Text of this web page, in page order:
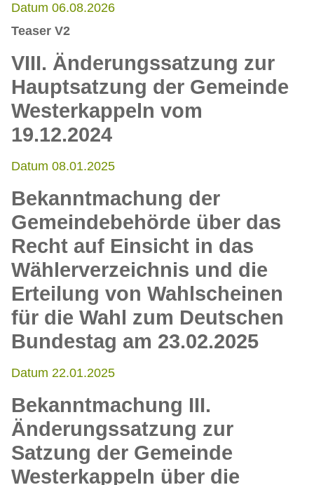
Datum 06.08.2026
Teaser V2
VIII. Änderungssatzung zur
Hauptsatzung der Gemeinde
Westerkappeln vom
19.12.2024
Datum 08.01.2025
Bekanntmachung der
Gemeindebehörde über das
Recht auf Einsicht in das
Wählerverzeichnis und die
Erteilung von Wahlscheinen
für die Wahl zum Deutschen
Bundestag am 23.02.2025
Datum 22.01.2025
Bekanntmachung III.
Änderungssatzung zur
Satzung der Gemeinde
Westerkappeln über die